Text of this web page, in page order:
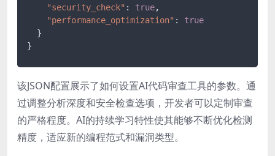
"security_check" : true,
"performance_optimization" :
true
}
}
该JSON配置展示了如何设置AI代码审查工具的参数。通
过调整分析深度和安全检查选项，开发者可以定制审查
的严格程度。AI的持续学习特性使其能够不断优化检测
精度，适应新的编程范式和漏洞类型。